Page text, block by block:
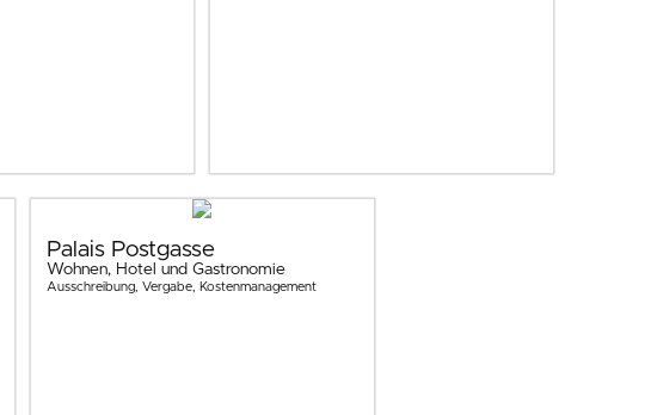
Palais Postgasse
Wohnen, Hotel und Gastronomie
Ausschreibung, Vergabe, Kostenmanagement